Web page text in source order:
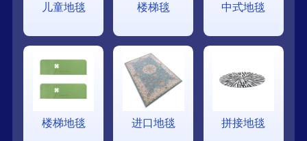
儿童地毯 楼梯毯 中式地毯
楼梯地毯 进口地毯 拼接地毯